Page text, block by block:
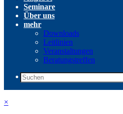
Seminare
Über uns
mehr
Downloads
Leitlinien
Veranstaltungen
Beratungstreffen
×